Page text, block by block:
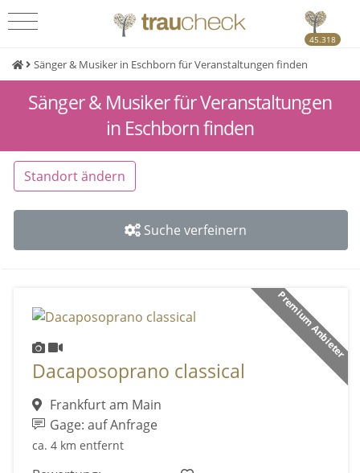
45.318
Sänger & Musiker in Eschborn für Veranstaltungen finden
Sänger & Musiker für Veranstaltungen
in Eschborn finden
Standort ändern
Suche verfeinern
Premium Anbieter
Dacaposoprano classical
Frankfurt am Main
Gage: auf Anfrage
ca. 4 km entfernt